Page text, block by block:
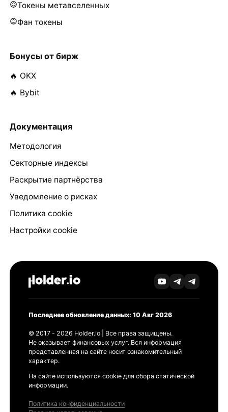
Токены метавселенных
Фан токены
Бонусы от бирж
🔥 OKX
🔥 Bybit
Документация
Методология
Секторные индексы
Раскрытие партнёрства
Уведомление о рисках
Политика cookie
Настройки cookie
Последнее обновление данных: 10 Авг 2026
© 2017 - 2026 Holder.io | Все права защищены.
Не оказывает финансовых услуг. Вся информация
представленная на сайте носит ознакомительный
характер.
На сайте используются cookie для сбора статической
информации.
Политика конфиденциальности